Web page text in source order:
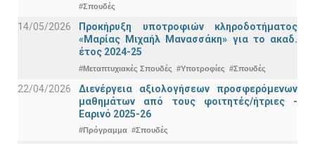
#Σπουδές
14/05/2026
Προκήρυξη υποτροφιών κληροδοτήματος
«Μαρίας Μιχαήλ Μανασσάκη» για το ακαδ.
έτος 2024-25
#Μεταπτυχιακές Σπουδές #Υποτροφίες #Σπουδές
22/04/2026
Διενέργεια αξιολογήσεων προσφερόμενων
μαθημάτων από τους φοιτητές/ήτριες -
Εαρινό 2025-26
#Πρόγραμμα #Σπουδές